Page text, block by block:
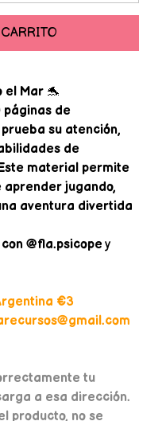
el Mar🐬
páginas de
su atención,
de
material permite
aprender jugando,
aventura divertida
@fla.psicopey
€3
tu
a esa dirección.
producto, no se